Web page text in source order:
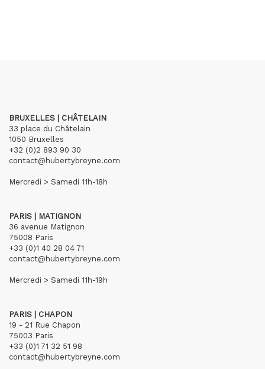
BRUXELLES | CHÂTELAIN
33 place du Châtelain
1050 Bruxelles
+32 (0)2 893 90 30
contact@hubertybreyne.com
Mercredi > Samedi 11h-18h
PARIS | MATIGNON
36 avenue Matignon
75008 Paris
+33 (0)1 40 28 04 71
contact@hubertybreyne.com
Mercredi > Samedi 11h-19h
PARIS | CHAPON
19 - 21 Rue Chapon
75003 Paris
+33 (0)1 71 32 51 98
contact@hubertybreyne.com